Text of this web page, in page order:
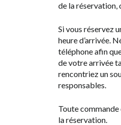
de la réservation,
Si vous réservez
heure d’arrivée.
téléphone afin
de votre arrivée
rencontriez un
responsables.
Toute
la réservation.